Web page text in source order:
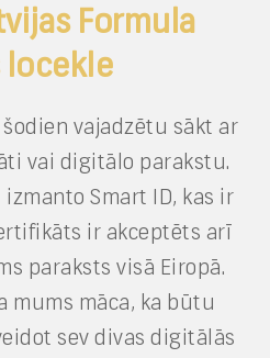
Formula
vajadzētu sākt ar
vai digitālo parakstu.
Smart ID, kas ir
ir akceptēts arī
paraksts visā Eiropā.
mums māca, ka būtu
sev divas digitālās